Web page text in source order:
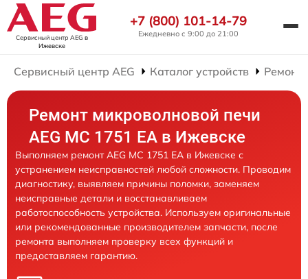
Сервисный центр AEG в
Ижевске
+7 (800) 101-14-79
Ежедневно с 9:00 до 21:00
Сервисный центр AEG Каталог устройств Ремонт
Ремонт микроволновой печи
AEG MC 1751 EA в Ижевске
Выполняем ремонт AEG MC 1751 EA в Ижевске с
устранением неисправностей любой сложности. Проводим
диагностику, выявляем причины поломки, заменяем
неисправные детали и восстанавливаем
работоспособность устройства. Используем оригинальные
или рекомендованные производителем запчасти, после
ремонта выполняем проверку всех функций и
предоставляем гарантию.